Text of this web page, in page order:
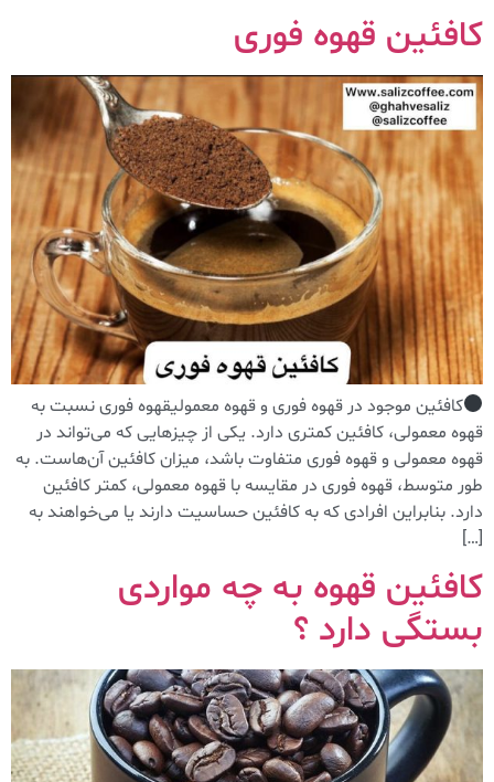
کافئین قهوه فوری
کافئین موجود در قهوه فوری و قهوه معمولیقهوه فوری نسبت به
قهوه معمولی، کافئین کمتری دارد. یکی از چیزهایی که می‌تواند در
قهوه معمولی و قهوه فوری متفاوت باشد، میزان کافئین آن‌هاست. به
طور متوسط، قهوه فوری در مقایسه با قهوه معمولی، کمتر کافئین
دارد. بنابراین افرادی که به کافئین حساسیت دارند یا می‌خواهند به
[…]
کافئین قهوه به چه مواردی
بستگی دارد ؟